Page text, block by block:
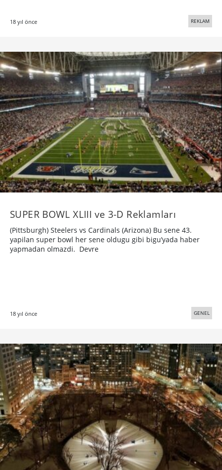
18 yıl önce REKLAM
SUPER BOWL XLIII ve 3-D Reklamları
(Pittsburgh) Steelers vs Cardinals (Arizona) Bu sene 43.
yapilan super bowl her sene oldugu gibi bigu’yada haber
yapmadan olmazdi. Devre
18 yıl önce GENEL